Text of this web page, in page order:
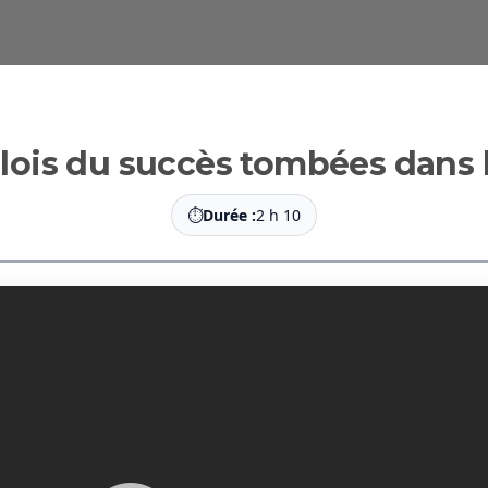
lois du succès tombées
⏱Durée :2 h 10